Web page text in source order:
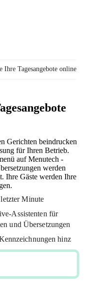
Ihre Tagesangebote online
Gerichten beindrucken
für Ihren Betrieb.
auf Menutech -
werden
Ihre Gäste werden Ihre
Minute
Assistenten für
und Übersetzungen
hinz